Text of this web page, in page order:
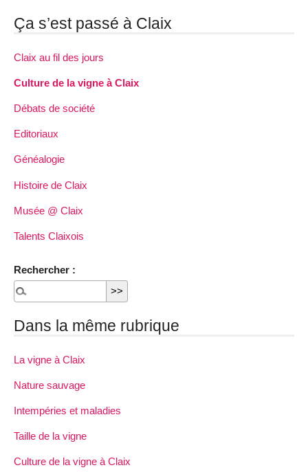
Ça s’est passé à Claix
Claix au fil des jours
Culture de la vigne à Claix
Débats de société
Editoriaux
Généalogie
Histoire de Claix
Musée @ Claix
Talents Claixois
Rechercher :
Dans la même rubrique
La vigne à Claix
Nature sauvage
Intempéries et maladies
Taille de la vigne
Culture de la vigne à Claix